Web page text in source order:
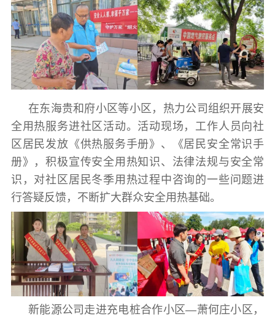
在东海贵和府小区等小区，热力公司组织开展安
全用热服务进社区活动。活动现场，工作人员向社
区居民发放《供热服务手册》、《居民安全常识手
册》，积极宣传安全用热知识、法律法规与安全常
识，对社区居民冬季用热过程中咨询的一些问题进
行答疑反馈，不断扩大群众安全用热基础。
新能源公司走进充电桩合作小区—萧何庄小区，